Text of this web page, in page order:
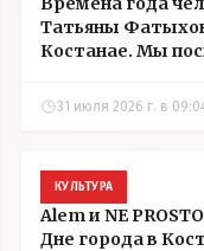
Татьяны
Костанае. Мы
31 июля 2026 г. в
КУЛЬТУРА
Alem и NE
Дне города в